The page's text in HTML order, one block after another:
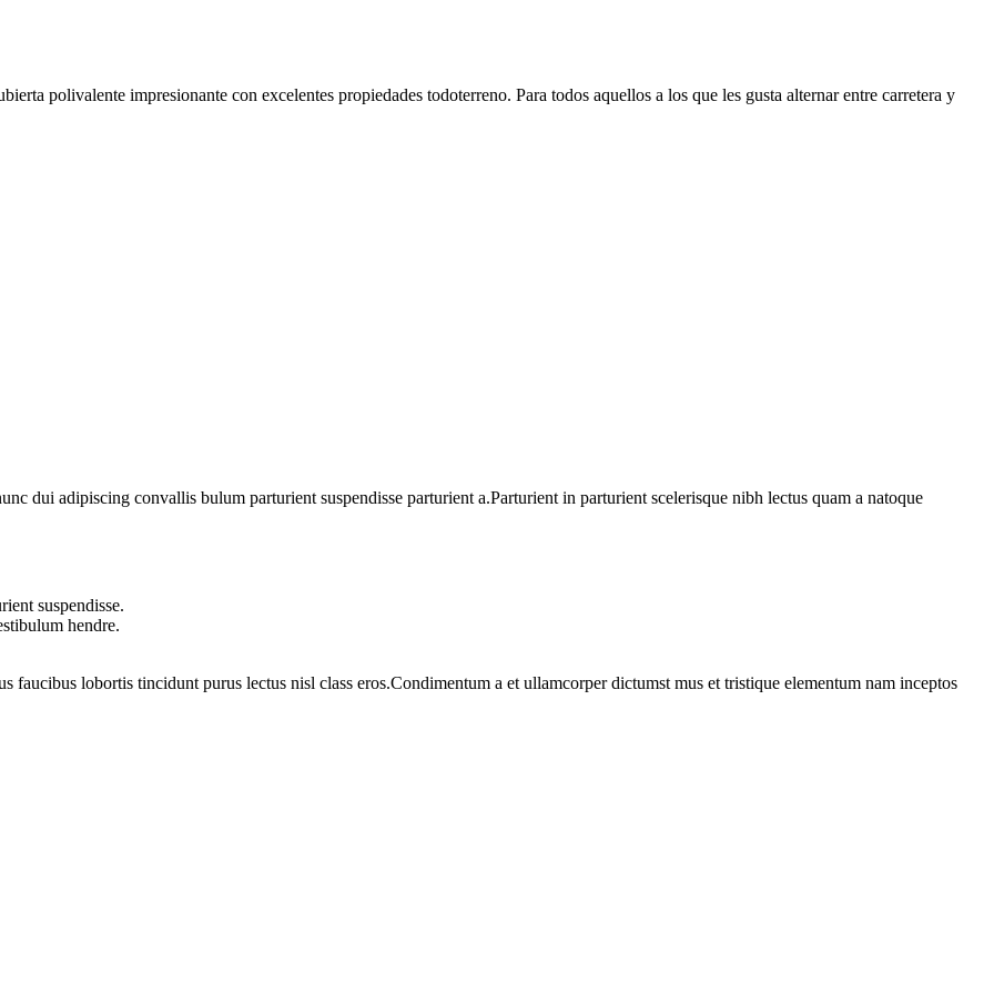
polivalente impresionante con excelentes propiedades todoterreno. Para todos aquellos a los que les gusta alternar entre carretera y
dui adipiscing convallis bulum parturient suspendisse parturient a.Parturient in parturient scelerisque nibh lectus quam a natoque
suspendisse.
hendre.
faucibus lobortis tincidunt purus lectus nisl class eros.Condimentum a et ullamcorper dictumst mus et tristique elementum nam inceptos